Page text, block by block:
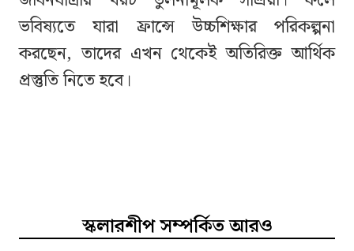
ভবিষ্যতে যারা ফ্রান্সে উচ্চশিক্ষার পরিকল্পনা
করছেন, তাদের এখন থেকেই অতিরিক্ত আর্থিক
প্রস্তুতি নিতে হবে।
স্কলারশীপ সম্পর্কিত আরও